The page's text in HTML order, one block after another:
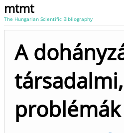
mtmt
The Hungarian Scientific Bibliography
A
problémák